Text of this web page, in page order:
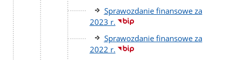
Sprawozdanie finansowe za
2023 r.
Sprawozdanie finansowe za
2022 r.